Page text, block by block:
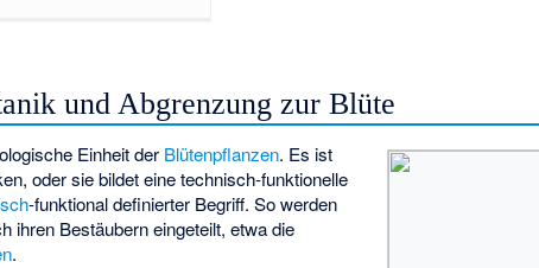
und Abgrenzung zur Blüte
Einheit der Blütenpflanzen. Es ist
oder sie bildet eine technisch-funktionelle
-funktional definierter Begriff. So werden
ihren Bestäubern eingeteilt, etwa die
.